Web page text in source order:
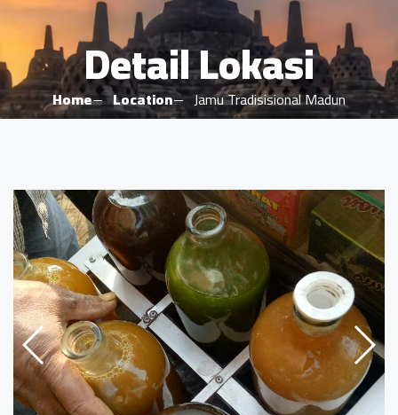
Detail Lokasi
Home Location Jamu Tradisisional Madun